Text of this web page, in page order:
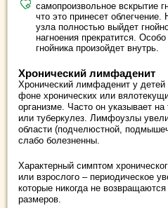
самопроизвольное вскрытие
что это принесет облегчение.
узла полностью выйдет
нагноения прекратится.
гнойника произойдет внутрь.
Хронический лимфаденит
Хронический лимфаденит у детей
фоне хронических или
организме. Часто он указывает
или туберкулез. Лимфоузлы
области (подчелюстной,
слабо болезненны.
Характерный симптом
или взрослого – периодическое
которые никогда не
размеров.